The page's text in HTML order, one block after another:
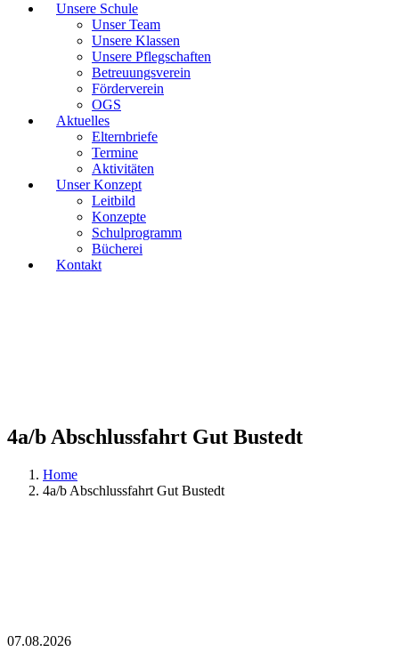
Unsere Schule
Unser Team
Unsere Klassen
Unsere Pflegschaften
Betreuungsverein
Förderverein
OGS
Aktuelles
Elternbriefe
Termine
Aktivitäten
Unser Konzept
Leitbild
Konzepte
Schulprogramm
Bücherei
Kontakt
4a/b Abschlussfahrt Gut Bustedt
Home
4a/b Abschlussfahrt Gut Bustedt
07.08.2026